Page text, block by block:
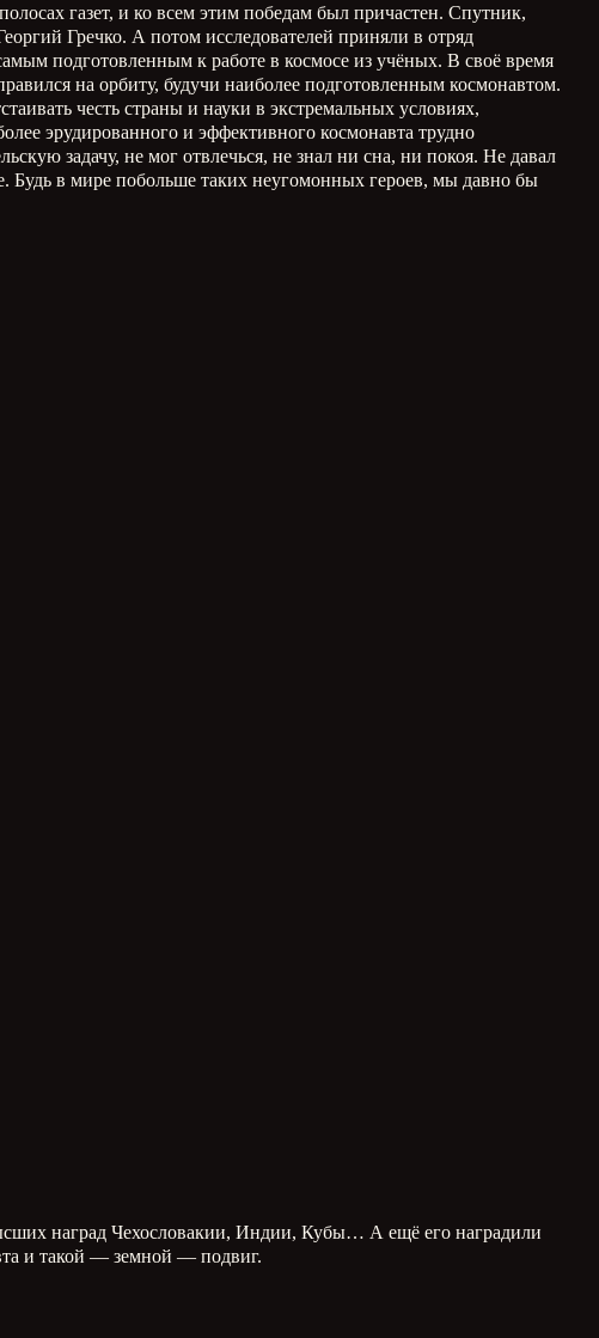
газет, и ко всем этим победам был причастен. Спутник,
Гречко. А потом исследователей приняли в отряд
подготовленным к работе в космосе из учёных. В своё время
на орбиту, будучи наиболее подготовленным космонавтом.
честь страны и науки в экстремальных условиях,
эрудированного и эффективного космонавта трудно
задачу, не мог отвлечься, не знал ни сна, ни покоя. Не давал
Будь в мире побольше таких неугомонных героев, мы давно бы
наград Чехословакии, Индии, Кубы… А ещё его наградили
и такой — земной — подвиг.